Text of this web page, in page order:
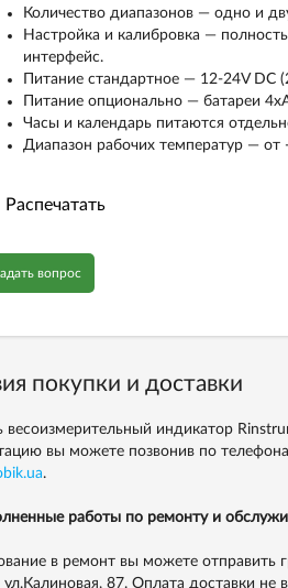
Количество диапазонов — одно и
Настройка и калибровка —
интерфейс.
Питание стандартное — 12-24V
Питание опционально — батареи
Часы и календарь питаются
Диапазон рабочих температур — от
Распечатать
вопрос
покупки и доставки
весоизмерительный индикатор
вы можете позвонив по
.
работы по ремонту и
в ремонт вы можете отправить
ул.Калиновая, 87. Оплата доставки не